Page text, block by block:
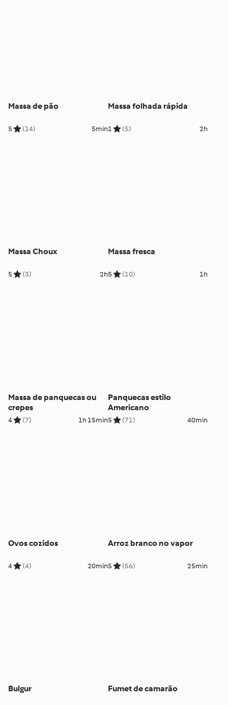
Massa de pão
5 (14) 5min
Massa folhada rápida
1 (5) 2h
Massa Choux
5 (3) 2h
Massa fresca
5 (10) 1h
Massa de panquecas ou
crepes
4 (7) 1h 15min
Panquecas estilo
Americano
5 (71) 40min
Ovos cozidos
4 (4) 20min
Arroz branco no vapor
5 (56) 25min
Bulgur Fumet de camarão